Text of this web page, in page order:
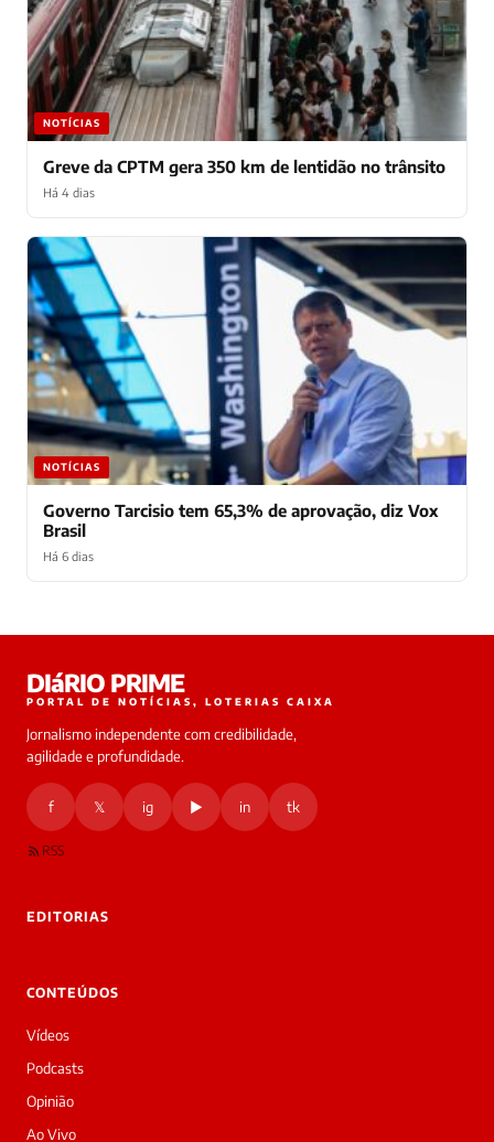
NOTÍCIAS
Greve da CPTM gera 350 km de lentidão no trânsito
Há 4 dias
NOTÍCIAS
Governo Tarcisio tem 65,3% de aprovação, diz Vox
Brasil
Há 6 dias
online
Boa
Sou
a
daqui
do
DIáRIO PRIME
PORTAL DE NOTÍCIAS, LOTERIAS CAIXA
Jornalismo independente com credibilidade,
agilidade e profundidade.
f 𝕏 ig ▶ in tk
RSS
EDITORIAS
CONTEÚDOS
Vídeos
Podcasts
Opinião
Ao Vivo